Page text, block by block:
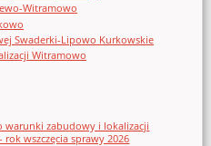
Witramowo
Swaderki-Lipowo Kurkowskie
Witramowo
warunki zabudowy i lokalizacji
wszczęcia sprawy 2026